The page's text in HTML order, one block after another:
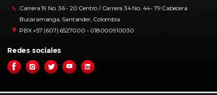
Carrera 19 No. 36 - 20 Centro / Carrera 34 No. 44- 79 Cabecera
Bucaramanga, Santander, Colombia
PBX +57 (607) 6527000 - 018000910030
Redes sociales